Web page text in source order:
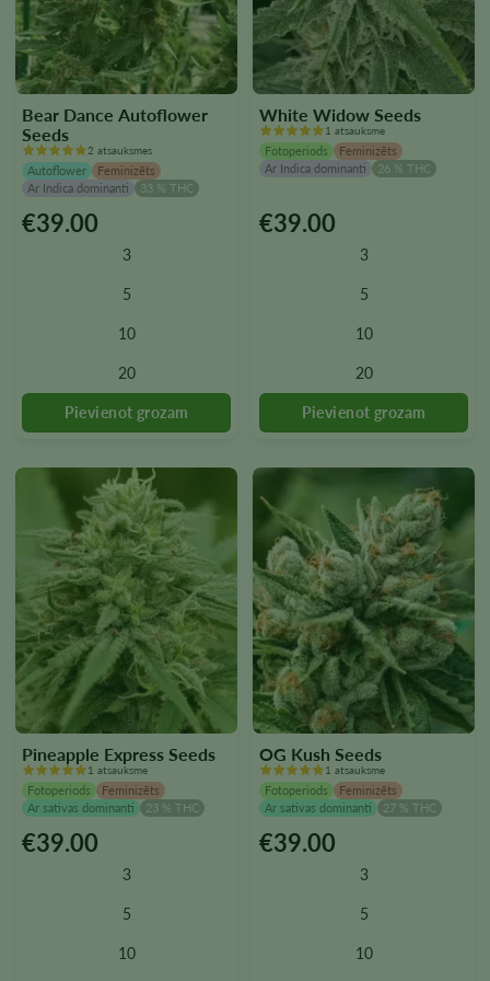
Bear Dance Autoflower
Seeds
2 atsauksmes
Autoflower
Feminizēts
Ar Indica dominanti
33 % THC
€39.00
3
5
10
20
Šim
produkta
lapā
White Widow Seeds
1 atsauksme
Fotoperiods
Feminizēts
Ar Indica dominanti
26 % THC
€39.00
3
5
10
20
Šim
produkta
lapā
Pineapple Express Seeds
1 atsauksme
Fotoperiods
Feminizēts
Ar sativas dominanti
23 % THC
€39.00
3
5
10
Šim
OG Kush Seeds
1 atsauksme
Fotoperiods
Feminizēts
Ar sativas dominanti
27 % THC
€39.00
3
5
10
Šim